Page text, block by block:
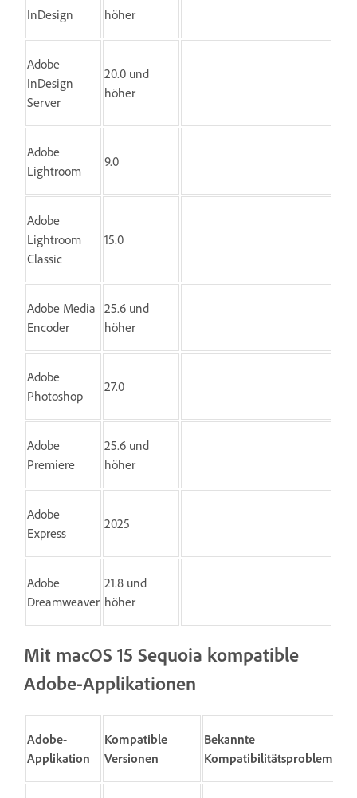
InDesign
höher
Adobe
InDesign
Server
20.0 und
höher
Adobe
Lightroom
9.0
Adobe
Lightroom
Classic
15.0
Adobe Media
Encoder
25.6 und
höher
Adobe
Photoshop
27.0
Adobe
Premiere
25.6 und
höher
Adobe
Express
2025
Adobe
Dreamweaver
21.8 und
höher
Mit macOS 15 Sequoia kompatible
Adobe-Applikationen
Adobe-
Applikation
Kompatible
Versionen
Bekannte
Kompatibilitätsprobleme